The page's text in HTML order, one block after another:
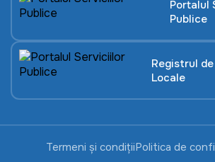
Portalul
Publice
Registrul
Locale
Termeni și condițiiPolitica de